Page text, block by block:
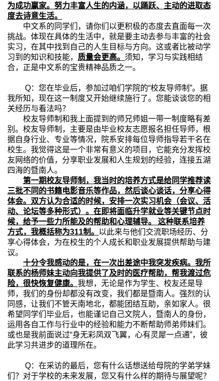
为成功赢家。努力丰富人生的内涵，以踊跃、主动的进取态
度去诗意生活。
中文系的同学们，请你们以更积极的态度去直面每一次
挑战。体现在具体的生活中，就是要主动去参与丰富的社会
实习，在其中找到自己的人生目标与方向。这或者比被动学
习到的知识和技能， 质量会更高。 须知，学习与实践相结
合，正是中文系的宝贵精神品质之一。
Q：您在毕业后，参加过咱们学院的“校友导师制”。据
我所知，现在这一制度又开始继续施行了。您能谈谈您的相
关经历与看法吗？
校友导师制和我上面提到的师兄师姐一带一制度略有差
别。校友导师制，主要是由毕业校友志愿报名担任导师，根
据自身行业、专业等情况，院系安排每位导师指导若干名在
校生。我觉得这是一个非常有意义的项目，它能充分发挥校
友网络的价值，分享职业发展和人生规划的经验，连接五湖
四海的暨南人。
第一期校友导师制，我当时的培养方式是给同学推荐读
三批不同的书籍电影音乐等作品，然后谈心谈话，分享心得
体会。双方认为合适的时候，安排一次实习机会（会议、活
动、论坛等多种形式）。在即将面临升学就业等关键节点时
候，给予一些力所能及的帮助和心理辅导。 这种联系培养
方式，我概括称为311制。 以此来与他们交流职场经历、分
享心得体会，为在校生的个人成长和职业发展提供帮助与建
议。
十分令我感动的是，在一次出差途中我突发疾病。我所
联系的杨师妹主动向我提供了及时的医疗帮助，帮我渡过危
险，很快恢复健康。 我想，无论是作为学生、校友还是导
师，我们的身份却都没有改变，我们都是暨南人。强烈的认
同感，让我们不管天南地北，都能团结互助，亲如家人。很
希望同学们毕业后，也能谨记自己文院人，暨南人的身份，
运用各自工作与行业中的经验和能力不断帮助师弟师妹们。
或也是我前面说过“身无彩凤双飞翼，心有灵犀一点通”，彼
此学习共进步的道理所在。
Q：在采访的最后，您有什么话想送给母院的学弟学妹
们？对于学校的未来发展，您又有什么样的期待与展望呢？